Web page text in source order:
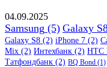
04.09.2025
Samsung (5) Galaxy
Galaxy S8 (2) iPhone 7 (2)
Mix (2) Интехбанк (2) HTC
Татфондбанк (2) BQ Bond (1)